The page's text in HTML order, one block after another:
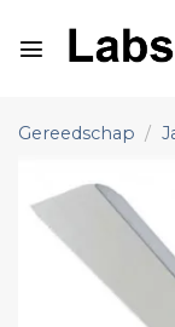
naar
Gereedschap /